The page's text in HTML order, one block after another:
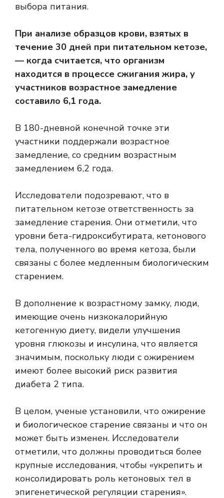
выбора питания.
При анализе образцов крови, взятых в
течение 30 дней при питательном кетозе,
— когда считается, что организм
находится в процессе сжигания жира, у
участников возрастное замедление
составило 6,1 года.
В 180-дневной конечной точке эти
участники поддержали возрастное
замедление, со средним возрастным
замедлением 6,2 года.
Исследователи подозревают, что в
питательном кетозе ответственность за
замедление старения. Они отметили, что
уровни бета-гидроксибутирата, кетонового
тела, полученного во время кетоза, были
связаны с более медленным биологическим
старением.
В дополнение к возрастному замку, люди,
имеющие очень низкокалорийную
кетогенную диету, видели улучшения
уровня глюкозы и инсулина, что является
значимым, поскольку люди с ожирением
имеют более высокий риск развития
диабета 2 типа.
В целом, ученые установили, что ожирение
и биологическое старение связаны и что он
может быть изменен. Исследователи
отметили, что должны проводиться более
крупные исследования, чтобы «укрепить и
консолидировать роль кетоновых тел в
эпигенетической регуляции старения».